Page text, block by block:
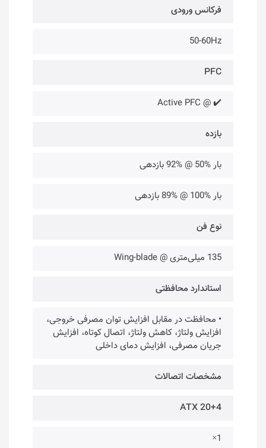
فرکانس ورودی
50-60Hz
PFC
✔️ @ Active PFC
بازده
بار %50 @ %92 بازدهی
بار %100 @ %89 بازدهی
نوع فن
135 میلی‌متری @ Wing-blade
استاندارد محافظتی
• محافظت در مقابل افزایش توان مصرفی خروجی،
افزایش ولتاژ، کاهش ولتاژ، اتصال کوتاه، افزایش
جریان مصرفی، افزایش دمای داخلی
مشخصات اتصالات
ATX 20+4
1×